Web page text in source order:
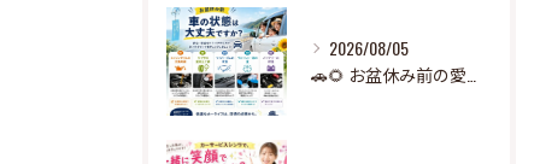
2026/08/05